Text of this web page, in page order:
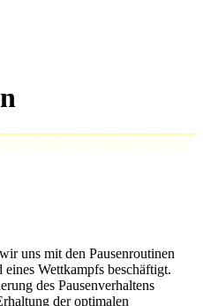
uns mit den Pausenroutinen
Wettkampfs beschäftigt.
des Pausenverhaltens
der optimalen